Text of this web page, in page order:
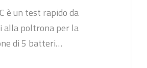
è un test rapido da
alla poltrona per la
di 5 batteri…